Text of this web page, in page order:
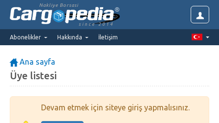
Nakliye Borsasi
since 2014
Abonelikler Hakkında İletişim
Ana sayfa
Üye listesi
Devam etmek için siteye giriş yapmalısınız.